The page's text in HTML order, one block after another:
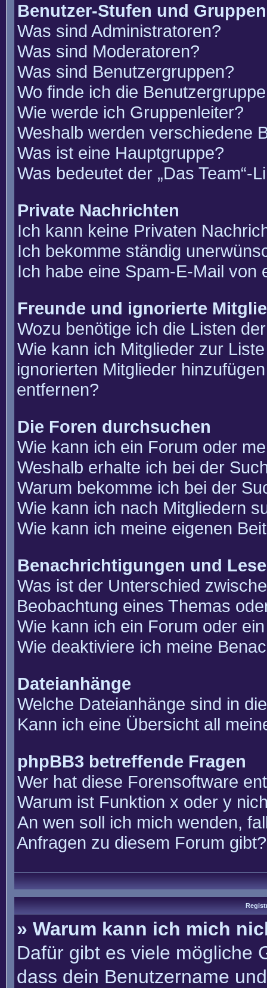
Benutzer-Stufen und Gruppen
Was sind Administratoren?
Was sind Moderatoren?
Was sind Benutzergruppen?
Wo finde ich die
Wie werde ich Gruppenleiter?
Weshalb werden verschiedene
Was ist eine Hauptgruppe?
Was bedeutet der „Das Team“-
Private Nachrichten
Ich kann keine Privaten
Ich bekomme ständig
Ich habe eine Spam-E-Mail von
Freunde und ignorierte
Wozu benötige ich die Listen
Wie kann ich Mitglieder zur
ignorierten Mitglieder
entfernen?
Die Foren durchsuchen
Wie kann ich ein Forum oder
Weshalb erhalte ich bei der
Warum bekomme ich bei der
Wie kann ich nach Mitgliedern
Wie kann ich meine eigenen
Benachrichtigungen und
Was ist der Unterschied
Beobachtung eines Themas
Wie kann ich ein Forum oder
Wie deaktiviere ich meine
Dateianhänge
Welche Dateianhänge sind in
Kann ich eine Übersicht all
phpBB3 betreffende Fragen
Wer hat diese Forensoftware
Warum ist Funktion x oder y
An wen soll ich mich wenden,
Anfragen zu diesem Forum gibt?
» Warum kann ich mich
Dafür gibt es viele mögliche
dass dein Benutzername